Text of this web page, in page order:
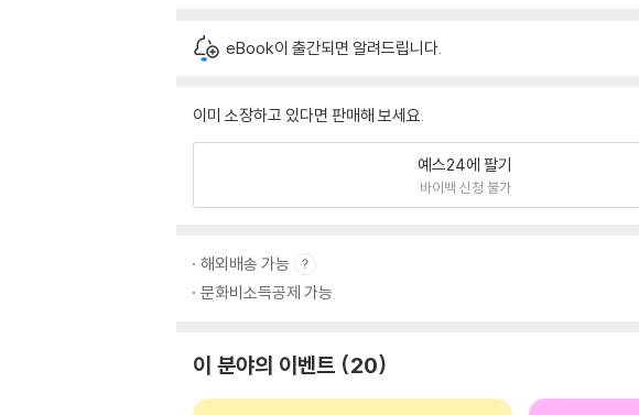
eBook이 출간되면 알려드립니다.
이미 소장하고 있다면 판매해 보세요.
예스24에 팔기
바이백 신청 불가
해외배송 가능
문화비소득공제 가능
이 분야의 이벤트 20